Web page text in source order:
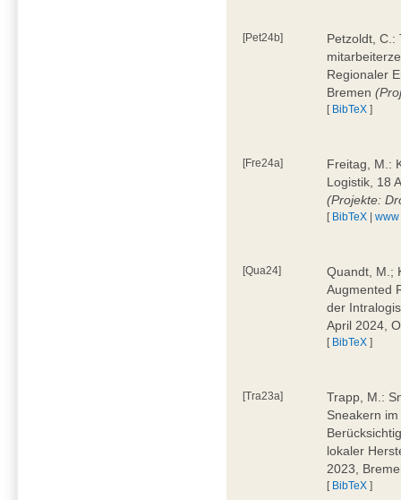
[Pet24b]
Petzoldt, C.:
Regionaler
Bremen
[ BibTeX ]
[Fre24a]
Freitag, M.:
Logistik, 18
(Projekte:
[ BibTeX |www
[Qua24]
Quandt, M.;
Augmented
der
April 2024,
[ BibTeX ]
[Tra23a]
Trapp, M.:
Sneakern
lokaler
2023,
[ BibTeX ]